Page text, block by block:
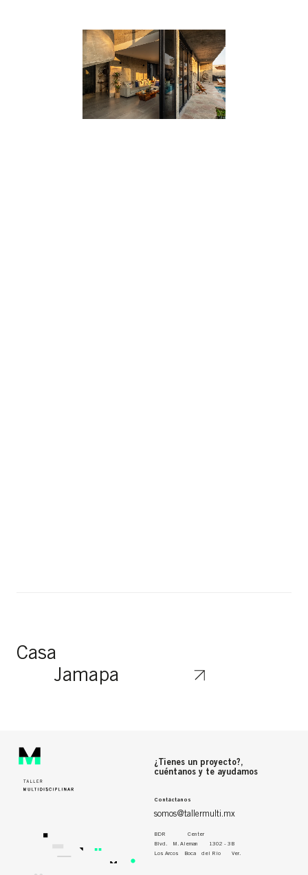
Casa
Jamapa
¿Tienes un proyecto?,
cuéntanos y te ayudamos
Contáctanos
somos@tallermulti.mx
BDR Center
Blvd. M. Aleman 1302 - 3B
Los Arcos Boca del Río Ver.